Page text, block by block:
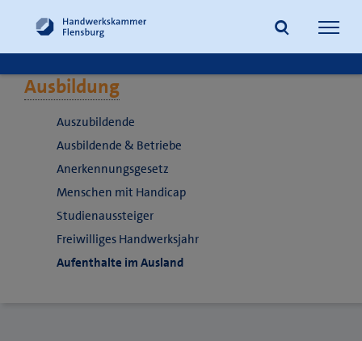
Ausbildung
Auszubildende
Ausbildende & Betriebe
Anerkennungsgesetz
Menschen mit Handicap
Studienaussteiger
Freiwilliges Handwerksjahr
Aufenthalte im Ausland